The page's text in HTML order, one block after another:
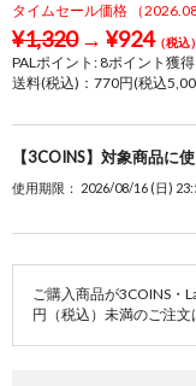
タイムセール価格 （
¥1,320→ ¥924（税込）
PALポイント: 8ポイント獲
送料(税込)：770円(税込
【3COINS】対象商品に
使用期限： 2026/08/16 (日)
ご購入商品が3COINS・
円（税込）未満のご注文